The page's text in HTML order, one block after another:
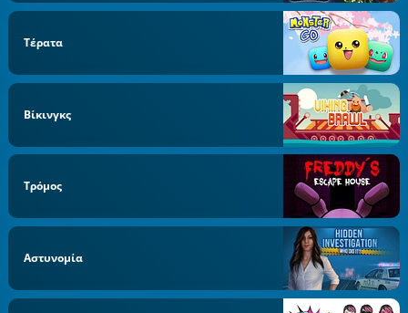
Τέρατα
Βίκινγκς
Τρόμος
Αστυνομία